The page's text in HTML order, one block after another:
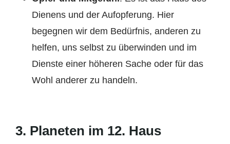
Dienens und der Aufopferung. Hier
begegnen wir dem Bedürfnis, anderen zu
helfen, uns selbst zu überwinden und im
Dienste einer höheren Sache oder für das
Wohl anderer zu handeln.
3. Planeten im 12. Haus